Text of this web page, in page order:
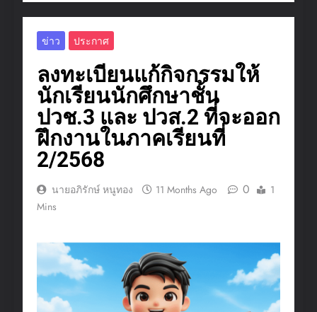
ข่าว ประกาศ
ลงทะเบียนแก้กิจกรรมให้
นักเรียนนักศึกษาชั้น
ปวช.3 และ ปวส.2 ที่จะออก
ฝึกงานในภาคเรียนที่
2/2568
นายอภิรักษ์ หนูทอง 11 Months Ago 0
1
Mins